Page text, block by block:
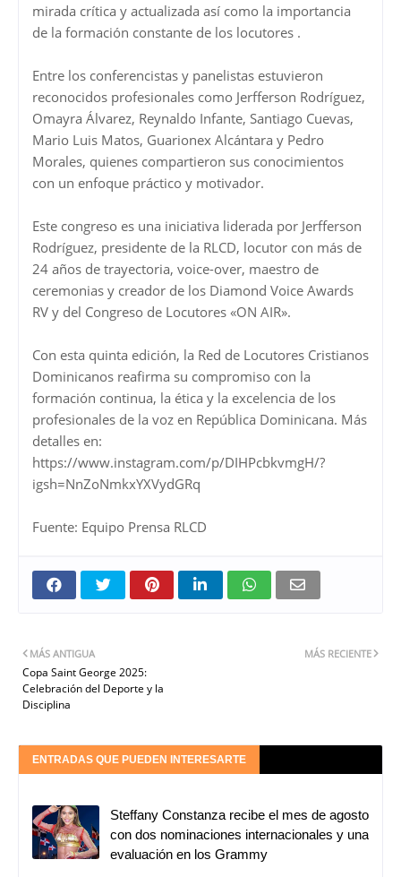
mirada crítica y actualizada así como la importancia
de la formación constante de los locutores .
Entre los conferencistas y panelistas estuvieron
reconocidos profesionales como Jerfferson Rodríguez,
Omayra Álvarez, Reynaldo Infante, Santiago Cuevas,
Mario Luis Matos, Guarionex Alcántara y Pedro
Morales, quienes compartieron sus conocimientos
con un enfoque práctico y motivador.
Este congreso es una iniciativa liderada por Jerfferson
Rodríguez, presidente de la RLCD, locutor con más de
24 años de trayectoria, voice-over, maestro de
ceremonias y creador de los Diamond Voice Awards
RV y del Congreso de Locutores «ON AIR».
Con esta quinta edición, la Red de Locutores Cristianos
Dominicanos reafirma su compromiso con la
formación continua, la ética y la excelencia de los
profesionales de la voz en República Dominicana. Más
detalles en:
https://www.instagram.com/p/DIHPcbkvmgH/?
igsh=NnZoNmkxYXVydGRq
Fuente: Equipo Prensa RLCD
MÁS RECIENTE
MÁS ANTIGUA
Copa Saint George 2025:
Celebración del Deporte y la
Disciplina
ENTRADAS QUE PUEDEN INTERESARTE
Steffany Constanza recibe el mes de agosto
con dos nominaciones internacionales y una
evaluación en los Grammy